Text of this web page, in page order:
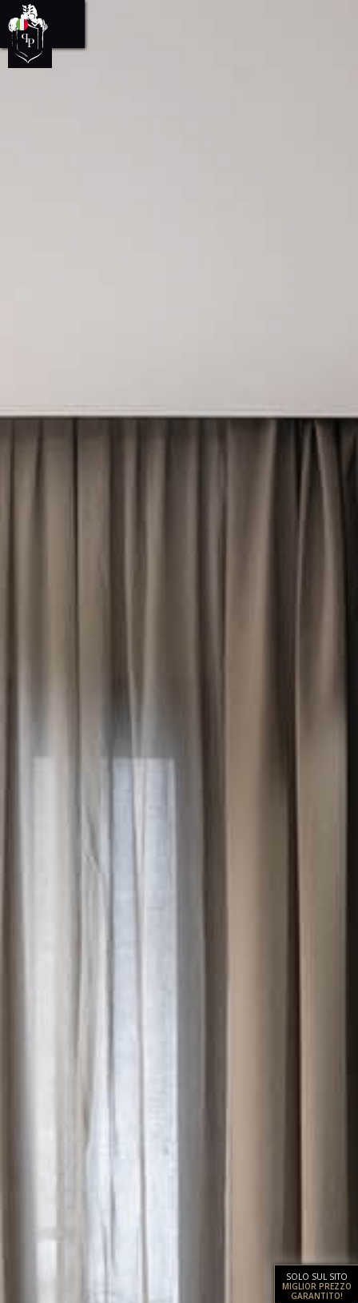
SOLO SUL SITO
MIGLIOR PREZZO
GARANTITO!